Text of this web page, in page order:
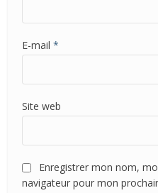
navigateur pour mon
Copyright © 2026.